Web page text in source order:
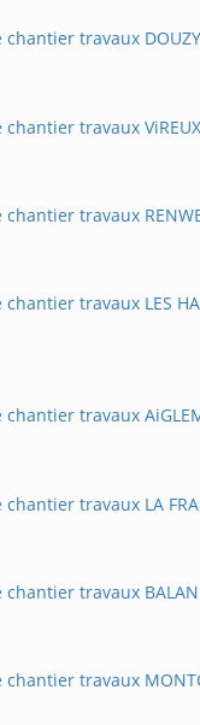
chantier travaux DOUZY
chantier travaux
chantier travaux
chantier travaux LES
chantier travaux
travaux LA
chantier travaux BALAN
chantier travaux